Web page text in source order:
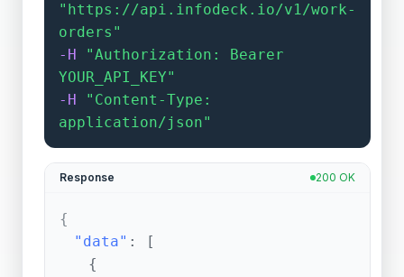
"https://api.infodeck.io/v1/work-
orders"
-H
"Authorization: Bearer
YOUR_API_KEY"
-H
"Content-Type:
application/json"
Response 200 OK
{
"data" : [
{